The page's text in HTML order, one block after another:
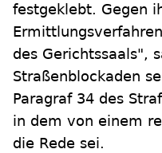
festgeklebt. Gegen
des Gerichtssaals",
Straßenblockaden
Paragraf 34 des
in dem von einem
die Rede sei.